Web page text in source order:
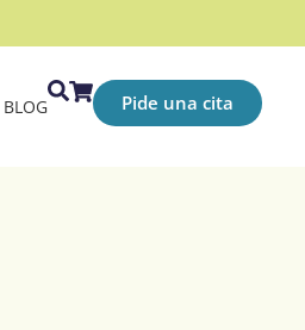
BLOG Pide una cita